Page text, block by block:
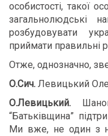
особистості, такої
загальнолюдські
розбудовувати
приймати правильні
Отже, однозначно,
О.Сич. Левицький
О.Левицький.
“Батьківщина”
Ми вже, не один з